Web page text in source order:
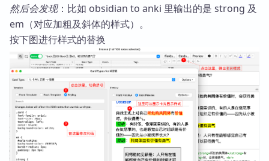
然后会发现：比如 obsidian to anki 里输出的是 strong 及
em（对应加粗及斜体的样式）。
按下图进行样式的替换